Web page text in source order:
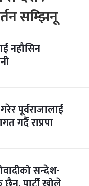
सम्झिनू
नहौसिन
पूर्वराजालाई
गर्दै राप्रपा
सन्देश-